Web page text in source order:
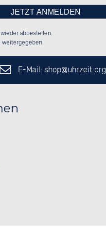
Sie die Zahl in
Feld ein.
abbestellen.
weitergegeben
E-Mail: shop@uhrzeit.org